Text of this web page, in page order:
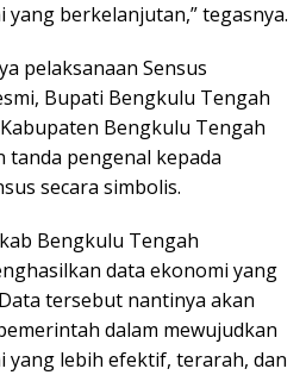
berkelanjutan,” tegasnya.
pelaksanaan Sensus
Bupati Bengkulu Tengah
Bengkulu Tengah
tanda pengenal kepada
secara simbolis.
Bengkulu Tengah
data ekonomi yang
tersebut nantinya akan
dalam mewujudkan
yang lebih efektif, terarah, dan